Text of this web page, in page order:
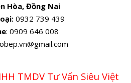
Hòa, Đồng Nai
0932 739 439
: 0909 646 008
TMDV Tư Vấn Siêu Việt